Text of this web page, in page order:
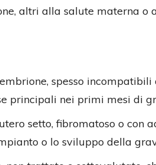
altri alla salute materna o
spesso
principali nei primi mesi di
setto, fibromatoso o con
o lo sviluppo della